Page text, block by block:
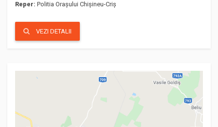
Reper: Politia Orașului Chișineu-Criș
VEZI DETALII